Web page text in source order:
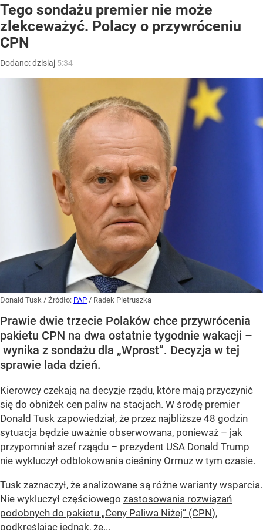
Tego sondażu premier nie może
zlekceważyć. Polacy o przywróceniu
CPN
Dodano:dzisiaj 5:34
Donald Tusk / Źródło: PAP / Radek Pietruszka
Prawie dwie trzecie Polaków chce przywrócenia
pakietu CPN na dwa ostatnie tygodnie wakacji –
wynika z sondażu dla „Wprost”. Decyzja w tej
sprawie lada dzień.
Kierowcy czekają na decyzje rządu, które mają przyczynić
się do obniżek cen paliw na stacjach. W środę premier
Donald Tusk zapowiedział, że przez najbliższe 48 godzin
sytuacja będzie uważnie obserwowana, ponieważ – jak
przypomniał szef rząądu – prezydent USA Donald Trump
nie wykluczył odblokowania cieśniny Ormuz w tym czasie.
Tusk zaznaczył, że analizowane są różne warianty wsparcia.
Nie wykluczył częściowego zastosowania rozwiązań
podobnych do pakietu „Ceny Paliwa Niżej” (CPN),
podkreślając jednak, że...